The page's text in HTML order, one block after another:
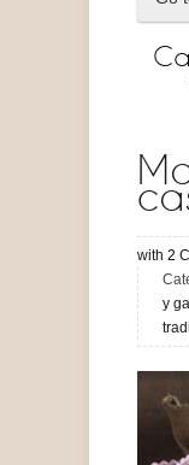
with 2
y